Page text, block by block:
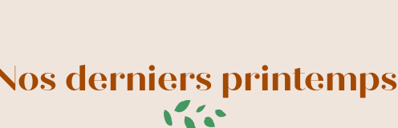
derniers printemps